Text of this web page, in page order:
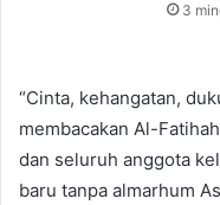
3
“Cinta, kehangatan,
membacakan Al-
dan seluruh anggota
baru tanpa almarhum